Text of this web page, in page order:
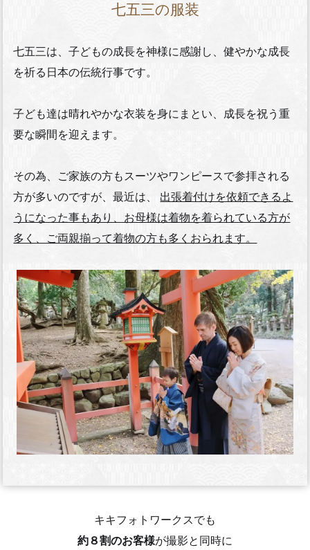
七五三の服装
七五三は、子どもの成長を神様に感謝し、健やかな成長
を祈る日本の伝統行事です。
子ども達は晴れやかな衣装を身にまとい、成長を祝う重
要な瞬間を迎えます。
その為、ご家族の方もスーツやワンピースで参拝される
方が多いのですが、最近は、 出張着付けを依頼できるよ
うになった事もあり、お母様は着物を着られている方が
多く、ご両親揃って着物の方も多くおられます。
キキフォトワークスでも
約８割のお客様が撮影と同時に